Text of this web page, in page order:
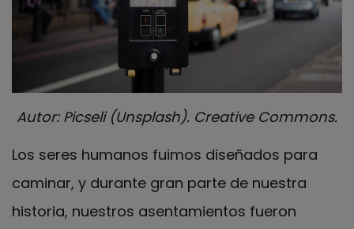
Autor: Picseli (Unsplash). Creative Commons.
Los seres humanos fuimos diseñados para
caminar, y durante gran parte de nuestra
historia, nuestros asentamientos fueron